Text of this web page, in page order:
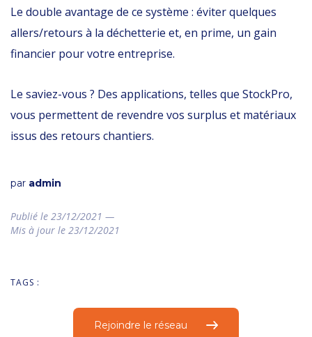
Le double avantage de ce système : éviter quelques
allers/retours à la déchetterie et, en prime, un gain
financier pour votre entreprise.
Le saviez-vous ? Des applications, telles que StockPro,
vous permettent de revendre vos surplus et matériaux
issus des retours chantiers.
par admin
Publié le 23/12/2021 —
Mis à jour le 23/12/2021
TAGS :
Rejoindre le réseau